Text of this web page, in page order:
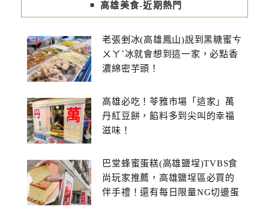
高雄美食-近期熱門
老張剉冰(高雄鳳山)說到黑糖蜜ㄘ
ㄨㄚˋ冰就會想到這一家，必點香
濃綿密芋頭！
高雄必吃！苓雅市場「這家」萬
丹紅豆餅，餡料多到尖叫的幸福
滋味！
巴堂蜂蜜蛋糕(高雄鹽埕)TVBS食
尚玩家推薦，高雄鹽埕區必買的
伴手禮！還有每日限量NG切邊蛋